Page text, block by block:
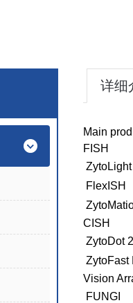
详细
Main
FISH
ZytoLight
FlexISH
CISH
ZytoDot
ZytoFast
Vision
FUNGI